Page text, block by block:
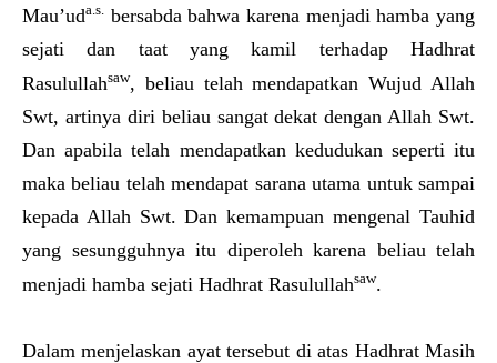
Mau’uda.s. bersabda bahwa karena menjadi hamba yang
sejati dan taat yang kamil terhadap Hadhrat
Rasulullahsaw, beliau telah mendapatkan Wujud Allah
Swt, artinya diri beliau sangat dekat dengan Allah Swt.
Dan apabila telah mendapatkan kedudukan seperti itu
maka beliau telah mendapat sarana utama untuk sampai
kepada Allah Swt. Dan kemampuan mengenal Tauhid
yang sesungguhnya itu diperoleh karena beliau telah
menjadi hamba sejati Hadhrat Rasulullahsaw.
Dalam menjelaskan ayat tersebut di atas Hadhrat Masih